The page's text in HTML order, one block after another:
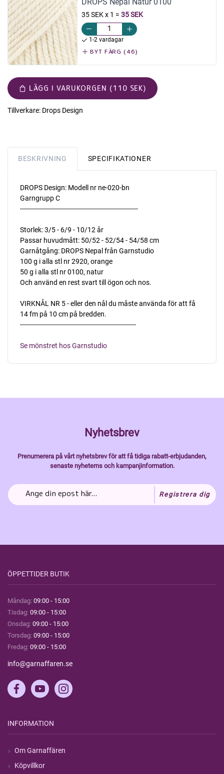
35 SEK x 1 = 35 SEK
1-2 vardagar
BYT FÄRG (46)
LÄGG I VARUKORGEN (110 SEK)
Tillverkare: Drops Design
BESKRIVNING SPECIFIKATIONER
DROPS Design: Modell nr ne-020-bn
Garngrupp C
-----------------------------------------------------------
Storlek: 3/5 - 6/9 - 10/12 år
Passar huvudmått: 50/52 - 52/54 - 54/58 cm
Garnåtgång: DROPS Nepal från Garnstudio
100 g i alla stl nr 2920, orange
50 g i alla stl nr 0100, natur
Och använd en rest svart till ögon och nos.
VIRKNÅL NR 5 - eller den nål du måste använda för att få
14 fm på 10 cm på bredden.
----------------------------------------------------------
Se mönstret hos Garnstudio
Nyhetsbrev
Prenumerera på vårt nyhetsbrev för att få tidiga rabatt-erbjudanden,
senaste nyheterns och kampanjinformation.
Registrera dig
ÖPPETTIDER BUTIK
Måndag: 09:00 - 15:00
Tisdag: 09:00 - 15:00
Onsdag: 09:00 - 15:00
Torsdag: 09:00 - 15:00
Fredag: 09:00 - 15:00
info@garnaffaren.se
INFORMATION
Om Garnaffären
Köpvillkor